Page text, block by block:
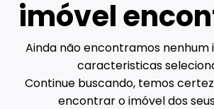
imóvel
Ainda não encontramos nenhum
caracteristicas
Continue buscando, temos
encontrar o imóvel dos